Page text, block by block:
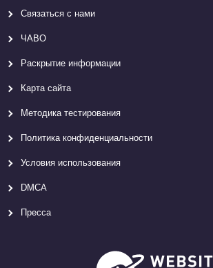
Связаться с нами
ЧАВО
Раскрытие информации
Карта сайтa
Методика тестирования
Политика конфиденциальности
Условия использования
DMCA
Пресса